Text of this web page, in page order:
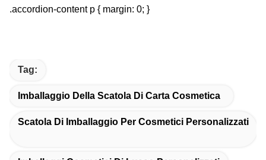
.accordion-content p { margin: 0; }
Tag:
Imballaggio Della Scatola Di Carta Cosmetica
Scatola Di Imballaggio Per Cosmetici Personalizzati